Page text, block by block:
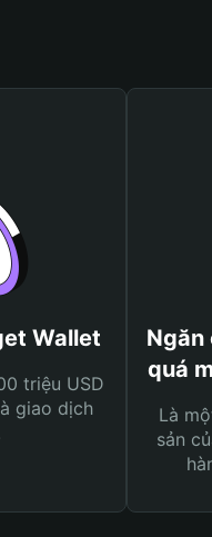
Wallet
triệu USD
giao dịch
Ngăn
quá
Là
sản